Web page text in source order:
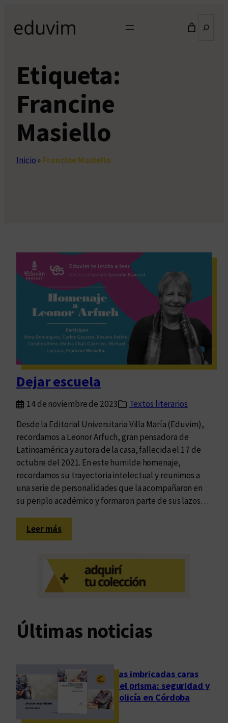
contenido
Etiqueta:
Francine
Masiello
Inicio»Francine Masiello
Dejar escuela
14 de noviembre de 2023
Textos literarios
Desde la Editorial Universitaria Villa María (Eduvim),
recordamos a Leonor Arfuch, gran pensadora de
Latinoamérica y autora de la casa, fallecida el 17 de
octubre del 2021. En este humilde homenaje,
recordamos su trayectoria intelectual y reunimos a
una serie de personalidades que la acompañaron en
su periplo académico y formaron parte de sus lazos…
Leer más:
D
a
r
c
l
a
Últimas noticias
Las imbricadas caras
del prisma: seguridad y
policía en Córdoba